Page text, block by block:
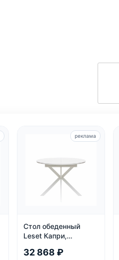
Стол обеденный
Leset Капри,
32 868 ₽
реклама